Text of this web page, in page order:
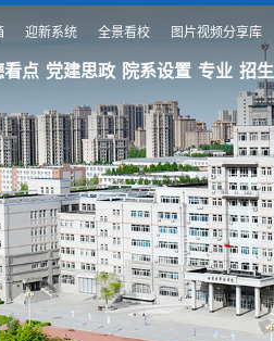
迎新系统 全景看校 图片视频分享库
看点 党建思政 院系设置 专业 招生